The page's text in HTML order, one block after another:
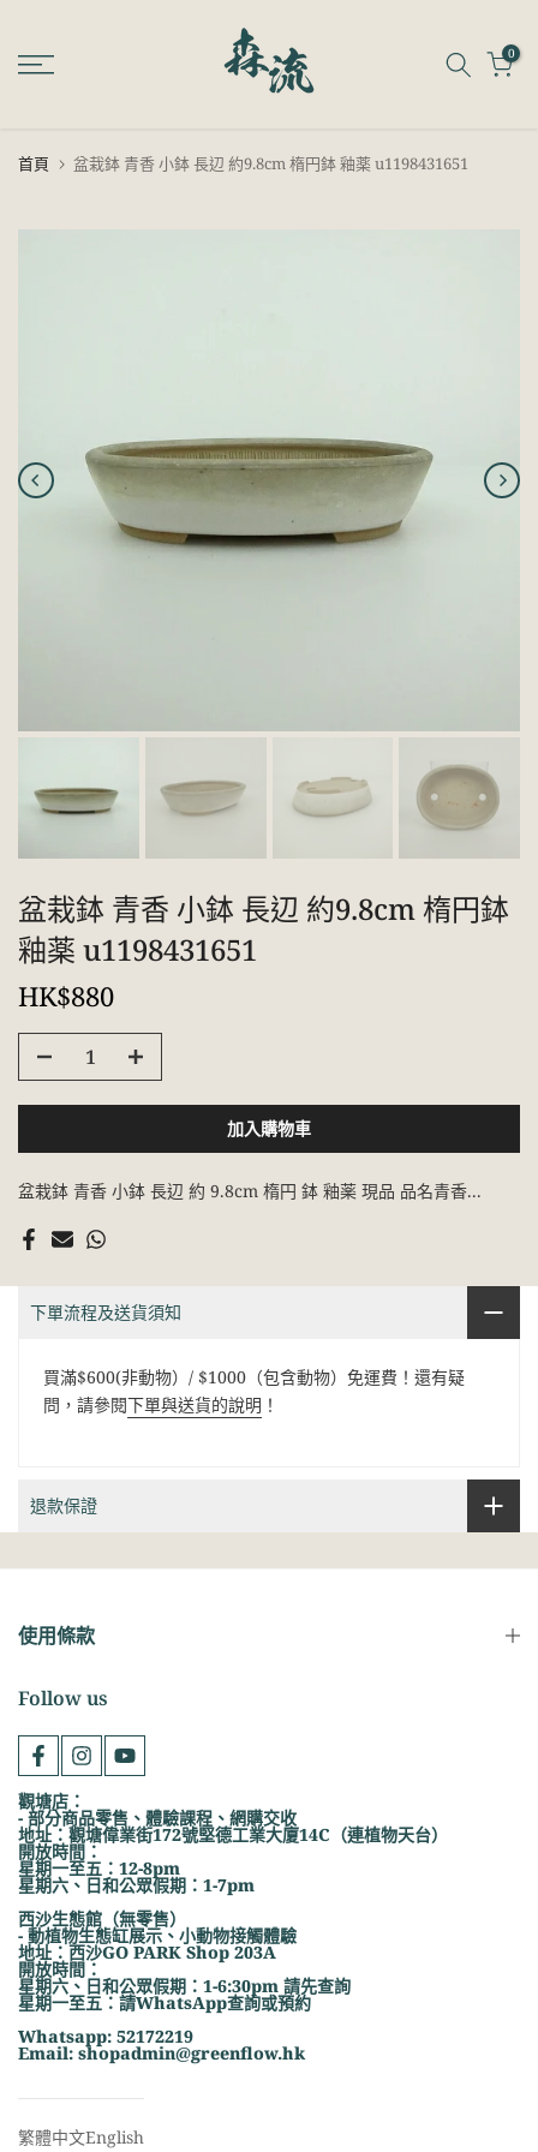
至
內
0
首頁 盆栽鉢 青香 小鉢 長辺 約9.8cm 楕円鉢 釉薬 u1198431651
盆栽鉢 青香 小鉢 長辺 約9.8cm 楕円鉢
釉薬 u1198431651
HK$880
加入購物車
盆栽鉢 青香 小鉢 長辺 約 9.8cm 楕円 鉢 釉薬 現品 品名青香...
下單流程及送貨須知
買滿$600(非動物）/ $1000（包含動物）免運費！還有疑
問，請參閱下單與送貨的說明 ！
退款保證
使用條款
Follow us
觀塘店：
- 部分商品零售、體驗課程、網購交收
地址：觀塘偉業街172號堅德工業大廈14C（連植物天台）
開放時間：
星期一至五：12-8pm
星期六、日和公眾假期：1-7pm
西沙生態館（無零售）
- 動植物生態缸展示、小動物接觸體驗
地址：西沙GO PARK Shop 203A
開放時間：
星期六、日和公眾假期：1-6:30pm 請先查詢
星期一至五：請WhatsApp查詢或預約
Whatsapp: 52172219
Email: shopadmin@greenflow.hk
繁體中文English